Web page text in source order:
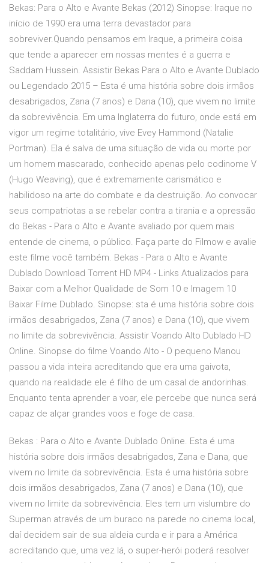
Bekas: Para o Alto e Avante Bekas (2012) Sinopse: Iraque no
início de 1990 era uma terra devastador para
sobreviver.Quando pensamos em Iraque, a primeira coisa
que tende a aparecer em nossas mentes é a guerra e
Saddam Hussein. Assistir Bekas Para o Alto e Avante Dublado
ou Legendado 2015 – Esta é uma história sobre dois irmãos
desabrigados, Zana (7 anos) e Dana (10), que vivem no limite
da sobrevivência. Em uma Inglaterra do futuro, onde está em
vigor um regime totalitário, vive Evey Hammond (Natalie
Portman). Ela é salva de uma situação de vida ou morte por
um homem mascarado, conhecido apenas pelo codinome V
(Hugo Weaving), que é extremamente carismático e
habilidoso na arte do combate e da destruição. Ao convocar
seus compatriotas a se rebelar contra a tirania e a opressão
do Bekas - Para o Alto e Avante avaliado por quem mais
entende de cinema, o público. Faça parte do Filmow e avalie
este filme você também. Bekas - Para o Alto e Avante
Dublado Download Torrent HD MP4 - Links Atualizados para
Baixar com a Melhor Qualidade de Som 10 e Imagem 10
Baixar Filme Dublado. Sinopse: sta é uma história sobre dois
irmãos desabrigados, Zana (7 anos) e Dana (10), que vivem
no limite da sobrevivência. Assistir Voando Alto Dublado HD
Online. Sinopse do filme Voando Alto - O pequeno Manou
passou a vida inteira acreditando que era uma gaivota,
quando na realidade ele é filho de um casal de andorinhas.
Enquanto tenta aprender a voar, ele percebe que nunca será
capaz de alçar grandes voos e foge de casa.
Bekas : Para o Alto e Avante Dublado Online. Esta é uma
história sobre dois irmãos desabrigados, Zana e Dana, que
vivem no limite da sobrevivência. Esta é uma história sobre
dois irmãos desabrigados, Zana (7 anos) e Dana (10), que
vivem no limite da sobrevivência. Eles tem um vislumbre do
Superman através de um buraco na parede no cinema local,
daí decidem sair de sua aldeia curda e ir para a América
acreditando que, uma vez lá, o super-herói poderá resolver